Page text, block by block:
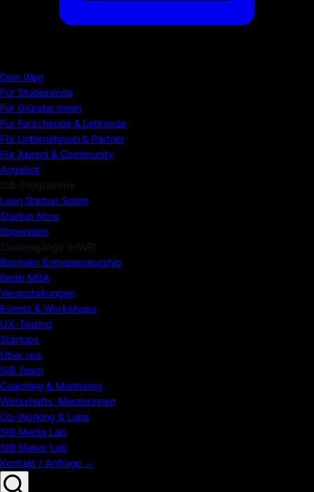
Dein Weg
Für Studierende
Für Gründer:innen
Für Forschende & Lehrende
Für Unternehmen & Partner
Für Alumni & Community
Angebot
SIB-Programme
Lean Startup Sprint
Startup Now
Stipendien
Studiengänge (HWR)
Bachelor Entrepreneurship
Berlin MBA
Veranstaltungen
Events & Workshops
UX-Testing
Startups
Über uns
SIB Team
Coaching & Mentoring
Wirtschafts-Mentorinnen
Co-Working & Labs
SIB Media Lab
SIB Maker Lab
Kontakt / Anfrage →